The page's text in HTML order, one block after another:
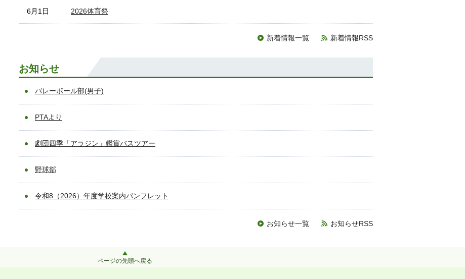
6月1日 2026体育祭
新着情報一覧 新着情報RSS
お知らせ
バレーボール部(男子)
PTAより
劇団四季「アラジン」鑑賞バスツアー
野球部
令和8（2026）年度学校案内パンフレット
お知らせ一覧 お知らせRSS
ページの先頭へ戻る